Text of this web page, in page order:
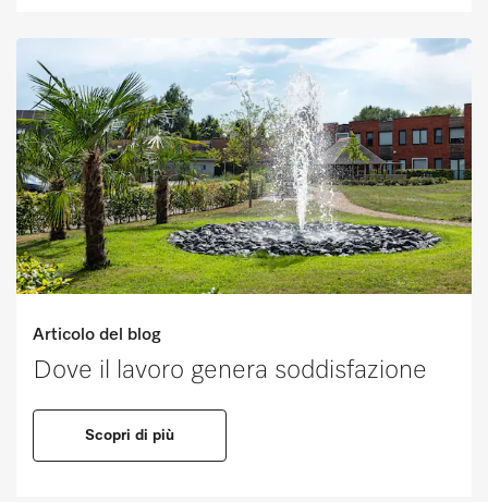
Articolo del blog
Dove il lavoro genera soddisfazione
Scopri di più